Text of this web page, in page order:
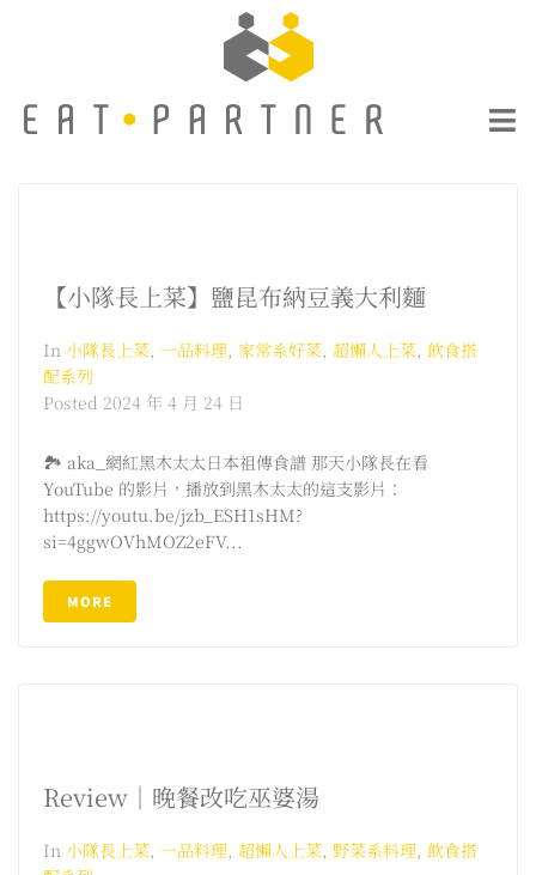
【小隊長上菜】鹽昆布納豆義大利麵
In 小隊長上菜, 一品料理, 家常系好菜, 超懶人上菜, 飲食搭
配系列
Posted 2024 年 4 月 24 日
🏞️ aka_網紅黑木太太日本祖傳食譜 那天小隊長在看
YouTube 的影片，播放到黑木太太的這支影片：
https://youtu.be/jzb_ESH1sHM?
si=4ggwOVhMOZ2eFV...
MORE
Review｜晚餐改吃巫婆湯
In 小隊長上菜, 一品料理, 超懶人上菜, 野菜系料理, 飲食搭